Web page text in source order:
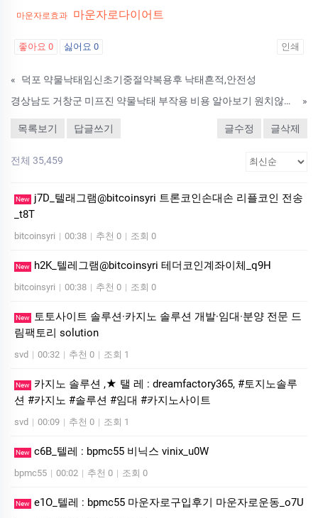
마운자로효과 마운자로다이어트
좋아요 0 싫어요 0 인쇄
«
덕포 약물낙태임신초기중절약복용후 낙태흔적,안전성
경상남도 거창군 미프진 약물낙태 부작용 비용 알아보기 원치않은임신 임신초기약물낙태방법
»
목록보기 답글쓰기 글수정 글삭제
전체 35,459
New
j7D_텔래그램@bitcoinsyri 트론코인손대손 리플코인 전송
_t8T
bitcoinsyri | 00:38 | 추천 0 | 조회 0
New h2K_텔레그램@bitcoinsyri 테더코인계좌이체_q9H
bitcoinsyri | 00:38 | 추천 0 | 조회 0
New
토토사이트 솔루션·카지노 솔루션 개발·임대·분양 전문 드
림팩토리 solution
svd | 00:32 | 추천 0 | 조회 1
New
카지노 솔루션 ,★ 탤 레 : dreamfactory365, #토지노솔루
션 #카지노 #솔루션 #임대 #카지노사이트
svd | 00:09 | 추천 0 | 조회 1
New c6B_텔레 : bpmc55 비닉스 vinix_u0W
bpmc55 | 00:02 | 추천 0 | 조회 0
New e1O_텔레 : bpmc55 마운자로구입후기 마운자로운동_o7U